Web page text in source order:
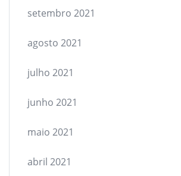
setembro 2021
agosto 2021
julho 2021
junho 2021
maio 2021
abril 2021